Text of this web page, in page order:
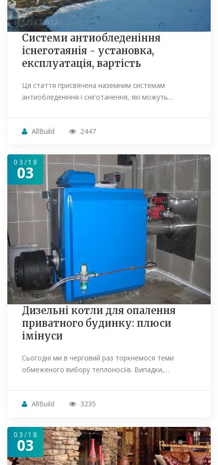
Системи антиобледеніння
існеготаянія - установка,
експлуатація, вартість
Ця стаття присвячена наземним системам
антиобледеніння і сніготанення, які можуть…
AllBuild 2447
03/18
03
Дизельні котли для опалення
приватного будинку: плюси
імінуси
Сьогодні ми в черговий раз торкнемося теми
обмеженого вибору теплоносіїв. Випадки,…
AllBuild 3235
03/18
03